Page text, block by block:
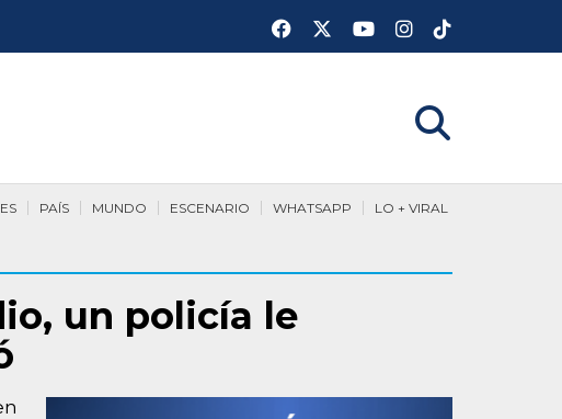
LO + VIRAL
WHATSAPP
ESCENARIO
MUNDO
PAÍS
un policía le